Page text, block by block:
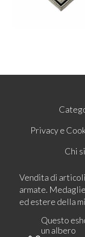
Privacy e
Chi
Vendita di
armate.
ed estere della
Questo
un albero